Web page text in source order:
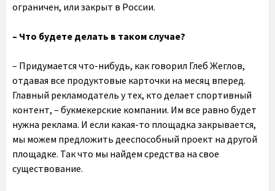
ограничен, или закрыт в России.
– Что будете делать в таком случае?
– Придумается что-нибудь, как говорил Глеб Жеглов,
отдавая все продуктовые карточки на месяц вперед.
Главный рекламодатель у тех, кто делает спортивный
контент, – букмекерские компании. Им все равно будет
нужна реклама. И если какая-то площадка закрывается,
мы можем предложить дееспособный проект на другой
площадке. Так что мы найдем средства на свое
существование.